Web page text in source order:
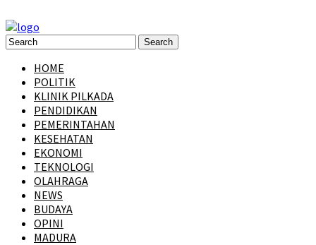
HOME
POLITIK
KLINIK PILKADA
PENDIDIKAN
PEMERINTAHAN
KESEHATAN
EKONOMI
TEKNOLOGI
OLAHRAGA
NEWS
BUDAYA
OPINI
MADURA